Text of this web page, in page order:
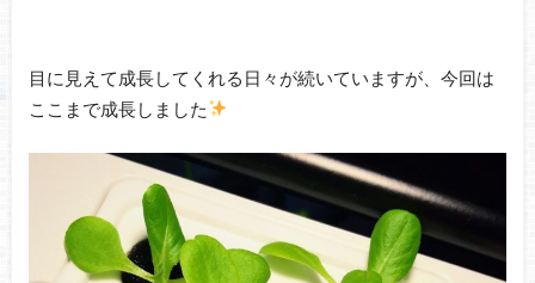
目に見えて成長してくれる日々が続いていますが、今回は
ここまで成長しました